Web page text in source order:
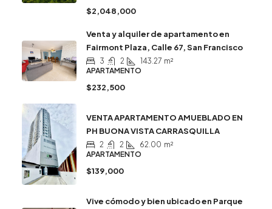
$2,048,000
Venta y alquiler de apartamento en
Fairmont Plaza, Calle 67, San Francisco
3 2 143.27 m²
APARTAMENTO
$232,500
VENTA APARTAMENTO AMUEBLADO EN
PH BUONA VISTA CARRASQUILLA
2 2 62.00 m²
APARTAMENTO
$139,000
Vive cómodo y bien ubicado en Parque